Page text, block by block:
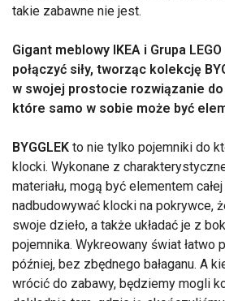
takie zabawne nie jest.
Gigant meblowy IKEA i Grupa
połączyć siły, tworząc kolekcję
w swojej prostocie rozwiązanie
które samo w sobie może być
BYGGLEK to nie tylko pojemniki do
klocki. Wykonane z
materiału, mogą być elementem
nadbudowywać klocki na pokrywce,
swoje dzieło, a także układać je z
pojemnika. Wykreowany świat łatwo
później, bez zbędnego bałaganu. A
wrócić do zabawy, będziemy mogli